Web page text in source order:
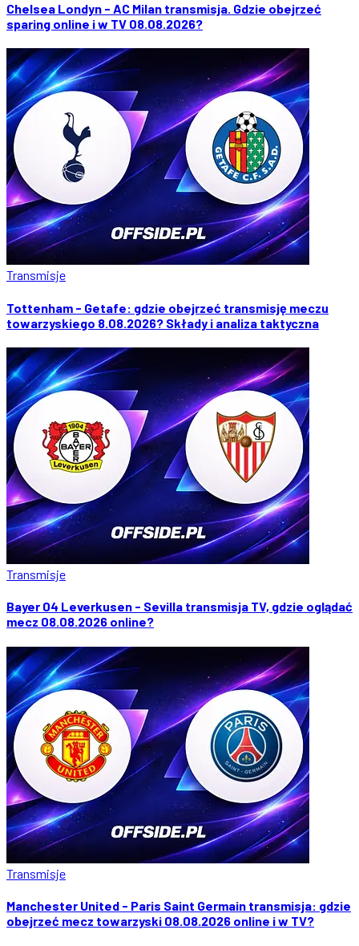
Chelsea Londyn - AC Milan transmisja. Gdzie obejrzeć
sparing online i w TV 08.08.2026?
Transmisje
Tottenham - Getafe: gdzie obejrzeć transmisję meczu
towarzyskiego 8.08.2026? Składy i analiza taktyczna
Transmisje
Bayer 04 Leverkusen - Sevilla transmisja TV, gdzie oglądać
mecz 08.08.2026 online?
Transmisje
Manchester United - Paris Saint Germain transmisja: gdzie
obejrzeć mecz towarzyski 08.08.2026 online i w TV?